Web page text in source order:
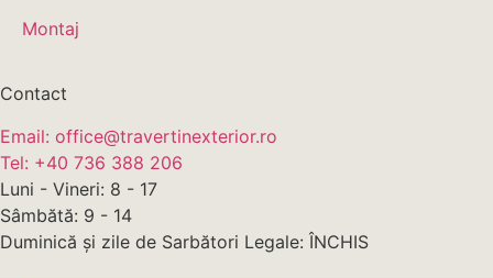
Montaj
Contact
Email: office@travertinexterior.ro
Tel: +40 736 388 206
Luni - Vineri: 8 - 17
Sâmbătă: 9 - 14
Duminică și zile de Sarbători Legale: ÎNCHIS